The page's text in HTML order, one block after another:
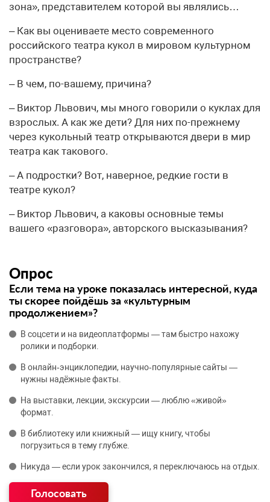
зона», представителем которой вы являлись…
– Как вы оцениваете место современного
российского театра кукол в мировом культурном
пространстве?
– В чем, по-вашему, причина?
– Виктор Львович, мы много говорили о куклах для
взрослых. А как же дети? Для них по-прежнему
через кукольный театр открываются двери в мир
театра как такового.
– А подростки? Вот, наверное, редкие гости в
театре кукол?
– Виктор Львович, а каковы основные темы
вашего «разговора», авторского высказывания?
Опрос
Если тема на уроке показалась интересной, куда
ты скорее пойдёшь за «культурным
продолжением»?
В соцсети и на видеоплатформы — там быстро нахожу
ролики и подборки.
В онлайн‑энциклопедии, научно‑популярные сайты —
нужны надёжные факты.
На выставки, лекции, экскурсии — люблю «живой»
формат.
В библиотеку или книжный — ищу книгу, чтобы
погрузиться в тему глубже.
Никуда — если урок закончился, я переключаюсь на отдых.